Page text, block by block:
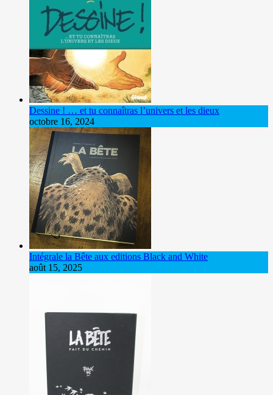
Dessine ! … et tu connaîtras l’univers et les dieux
octobre 16, 2024
Intégrale la Bête aux editions Black and White
août 15, 2025